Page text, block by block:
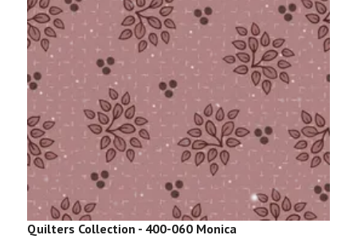
Quilters Collection - 400-060 Monica